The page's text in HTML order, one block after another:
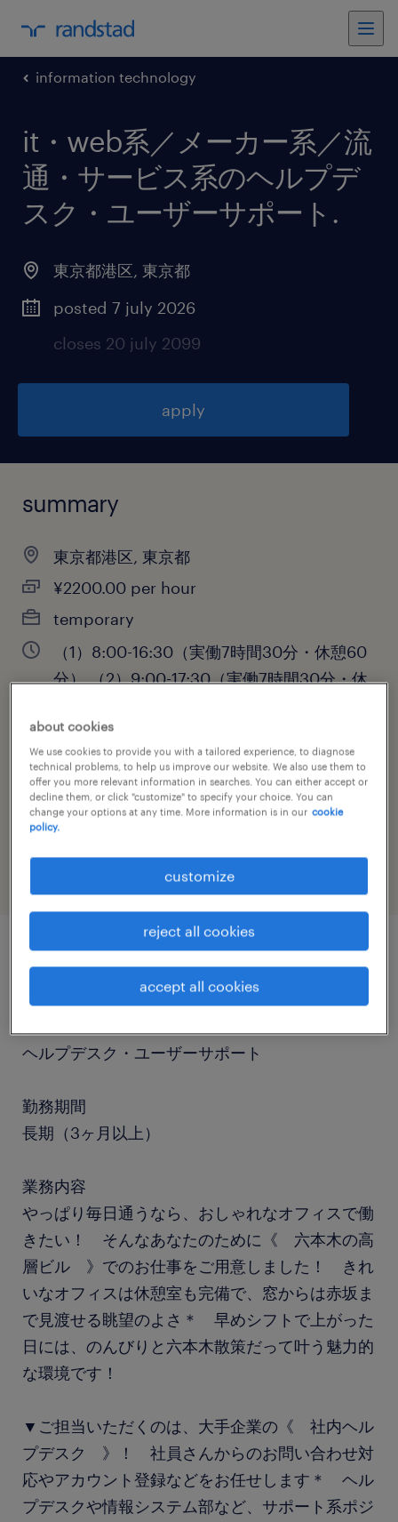
information technology
it・web系／メーカー系／流
通・サービス系のヘルプデ
スク・ユーザーサポート .
東京都港区, 東京都
posted 7 july 2026
closes 20 july 2099
apply
summary
東京都港区, 東京都
¥2200.00 per hour
temporary
（1）8:00-16:30（実働7時間30分・休憩60
分）,（2）9:00-17:30（実働7時間30分・休
分・休憩60分）
job category
information technology
job details
ヘルプデスク・ユーザーサポート
勤務期間
長期（3ヶ月以上）
業務内容
やっぱり毎日通うなら、おしゃれなオフィスで働
きたい！ そんなあなたのために《 六本木の高
層ビル 》でのお仕事をご用意しました！ きれ
いなオフィスは休憩室も完備で、窓からは赤坂ま
で見渡せる眺望のよさ＊ 早めシフトで上がった
日には、のんびりと六本木散策だって叶う魅力的
な環境です！
▼ご担当いただくのは、大手企業の《 社内ヘル
プデスク 》！ 社員さんからのお問い合わせ対
応やアカウント登録などをお任せします＊ ヘル
プデスクや情報システム部など、サポート系ポジ
about cookies
We use cookies to provide you with a tailored experience, to diagnose
technical problems, to help us improve our website. We also use them to
offer you more relevant information in searches. You can either accept or
decline them, or click "customize" to specify your choice. You can
change your options at any time. More information is in our cookie
policy.
customize
reject all cookies
accept all cookies